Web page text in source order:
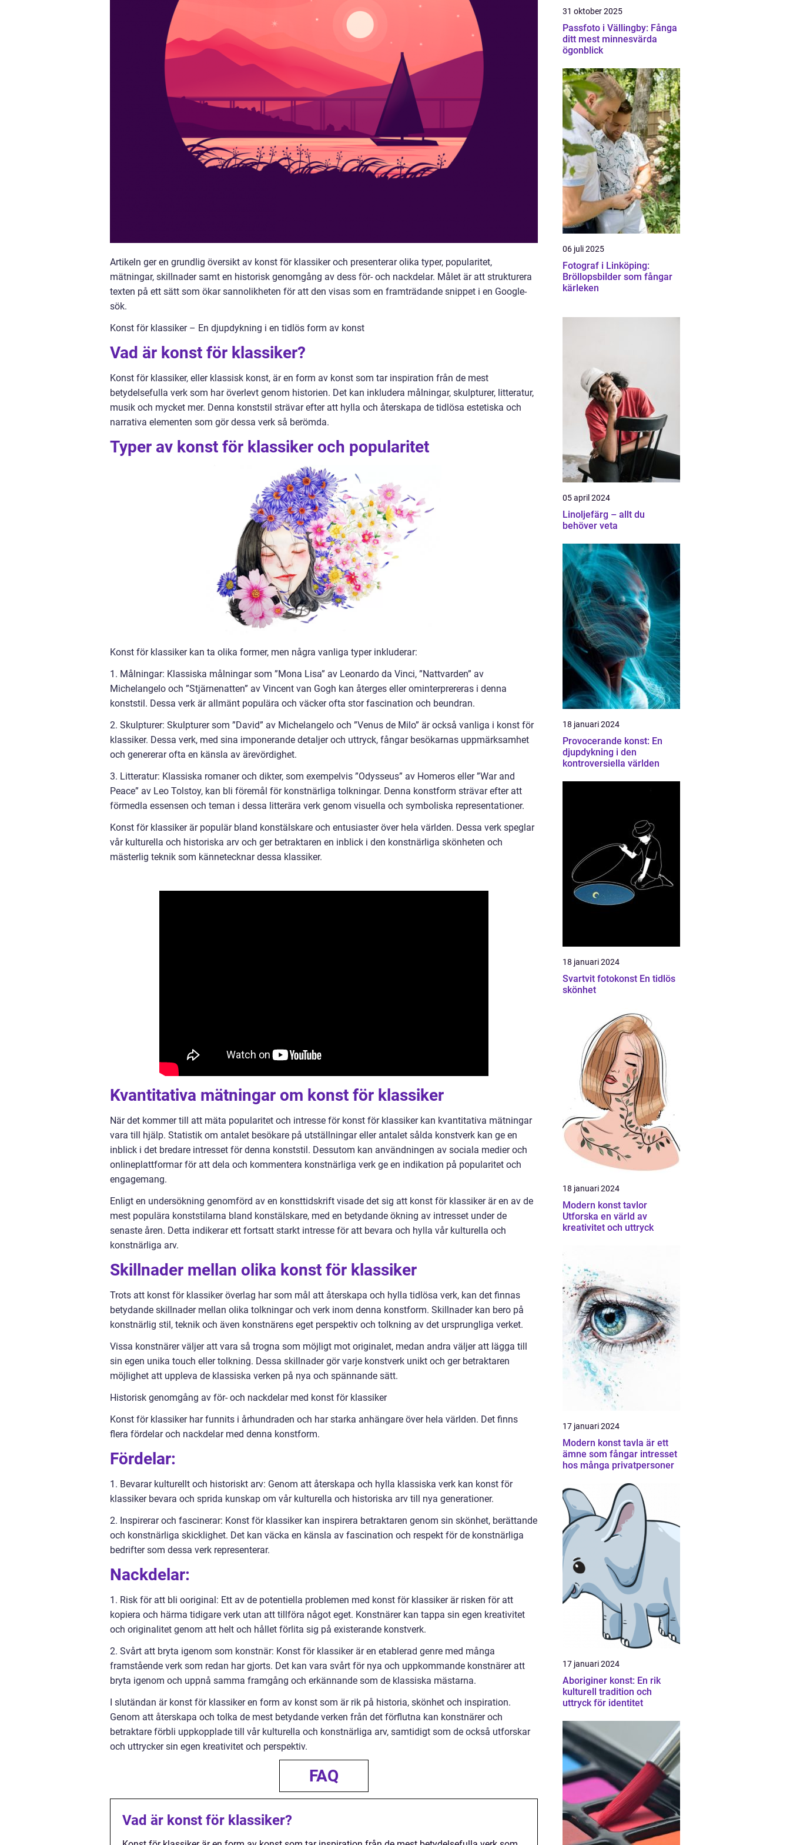
Artikeln ger en grundlig översikt av konst för klassiker och presenterar olika typer, popularitet,
mätningar, skillnader samt en historisk genomgång av dess för- och nackdelar. Målet är att strukturera
texten på ett sätt som ökar sannolikheten för att den visas som en framträdande snippet i en Google-
sök.
Konst för klassiker – En djupdykning i en tidlös form av konst
Vad är konst för klassiker?
Konst för klassiker, eller klassisk konst, är en form av konst som tar inspiration från de mest
betydelsefulla verk som har överlevt genom historien. Det kan inkludera målningar, skulpturer, litteratur,
musik och mycket mer. Denna konststil strävar efter att hylla och återskapa de tidlösa estetiska och
narrativa elementen som gör dessa verk så berömda.
Typer av konst för klassiker och popularitet
Konst för klassiker kan ta olika former, men några vanliga typer inkluderar:
1. Målningar: Klassiska målningar som ”Mona Lisa” av Leonardo da Vinci, ”Nattvarden” av
Michelangelo och ”Stjärnenatten” av Vincent van Gogh kan återges eller ominterprereras i denna
konststil. Dessa verk är allmänt populära och väcker ofta stor fascination och beundran.
2. Skulpturer: Skulpturer som ”David” av Michelangelo och ”Venus de Milo” är också vanliga i konst för
klassiker. Dessa verk, med sina imponerande detaljer och uttryck, fångar besökarnas uppmärksamhet
och genererar ofta en känsla av ärevördighet.
3. Litteratur: Klassiska romaner och dikter, som exempelvis ”Odysseus” av Homeros eller ”War and
Peace” av Leo Tolstoy, kan bli föremål för konstnärliga tolkningar. Denna konstform strävar efter att
förmedla essensen och teman i dessa litterära verk genom visuella och symboliska representationer.
Konst för klassiker är populär bland konstälskare och entusiaster över hela världen. Dessa verk speglar
vår kulturella och historiska arv och ger betraktaren en inblick i den konstnärliga skönheten och
mästerlig teknik som kännetecknar dessa klassiker.
Kvantitativa mätningar om konst för klassiker
När det kommer till att mäta popularitet och intresse för konst för klassiker kan kvantitativa mätningar
vara till hjälp. Statistik om antalet besökare på utställningar eller antalet sålda konstverk kan ge en
inblick i det bredare intresset för denna konststil. Dessutom kan användningen av sociala medier och
onlineplattformar för att dela och kommentera konstnärliga verk ge en indikation på popularitet och
engagemang.
Enligt en undersökning genomförd av en konsttidskrift visade det sig att konst för klassiker är en av de
mest populära konststilarna bland konstälskare, med en betydande ökning av intresset under de
senaste åren. Detta indikerar ett fortsatt starkt intresse för att bevara och hylla vår kulturella och
konstnärliga arv.
Skillnader mellan olika konst för klassiker
Trots att konst för klassiker överlag har som mål att återskapa och hylla tidlösa verk, kan det finnas
betydande skillnader mellan olika tolkningar och verk inom denna konstform. Skillnader kan bero på
konstnärlig stil, teknik och även konstnärens eget perspektiv och tolkning av det ursprungliga verket.
Vissa konstnärer väljer att vara så trogna som möjligt mot originalet, medan andra väljer att lägga till
sin egen unika touch eller tolkning. Dessa skillnader gör varje konstverk unikt och ger betraktaren
möjlighet att uppleva de klassiska verken på nya och spännande sätt.
Historisk genomgång av för- och nackdelar med konst för klassiker
Konst för klassiker har funnits i århundraden och har starka anhängare över hela världen. Det finns
flera fördelar och nackdelar med denna konstform.
Fördelar:
1. Bevarar kulturellt och historiskt arv: Genom att återskapa och hylla klassiska verk kan konst för
klassiker bevara och sprida kunskap om vår kulturella och historiska arv till nya generationer.
2. Inspirerar och fascinerar: Konst för klassiker kan inspirera betraktaren genom sin skönhet, berättande
och konstnärliga skicklighet. Det kan väcka en känsla av fascination och respekt för de konstnärliga
bedrifter som dessa verk representerar.
Nackdelar:
1. Risk för att bli ooriginal: Ett av de potentiella problemen med konst för klassiker är risken för att
kopiera och härma tidigare verk utan att tillföra något eget. Konstnärer kan tappa sin egen kreativitet
och originalitet genom att helt och hållet förlita sig på existerande konstverk.
2. Svårt att bryta igenom som konstnär: Konst för klassiker är en etablerad genre med många
framstående verk som redan har gjorts. Det kan vara svårt för nya och uppkommande konstnärer att
bryta igenom och uppnå samma framgång och erkännande som de klassiska mästarna.
I slutändan är konst för klassiker en form av konst som är rik på historia, skönhet och inspiration.
Genom att återskapa och tolka de mest betydande verken från det förflutna kan konstnärer och
betraktare förbli uppkopplade till vår kulturella och konstnärliga arv, samtidigt som de också utforskar
och uttrycker sin egen kreativitet och perspektiv.
FAQ
Vad är konst för klassiker?
31 oktober 2025
Passfoto i Vällingby: Fånga
ditt mest minnesvärda
ögonblick
06 juli 2025
Fotograf i Linköping:
Bröllopsbilder som fångar
kärleken
05 april 2024
Linoljefärg – allt du
behöver veta
18 januari 2024
Provocerande konst: En
djupdykning i den
kontroversiella världen
18 januari 2024
Svartvit fotokonst En tidlös
skönhet
18 januari 2024
Modern konst tavlor
Utforska en värld av
kreativitet och uttryck
17 januari 2024
Modern konst tavla är ett
ämne som fångar intresset
hos många privatpersoner
17 januari 2024
Aboriginer konst: En rik
kulturell tradition och
uttryck för identitet